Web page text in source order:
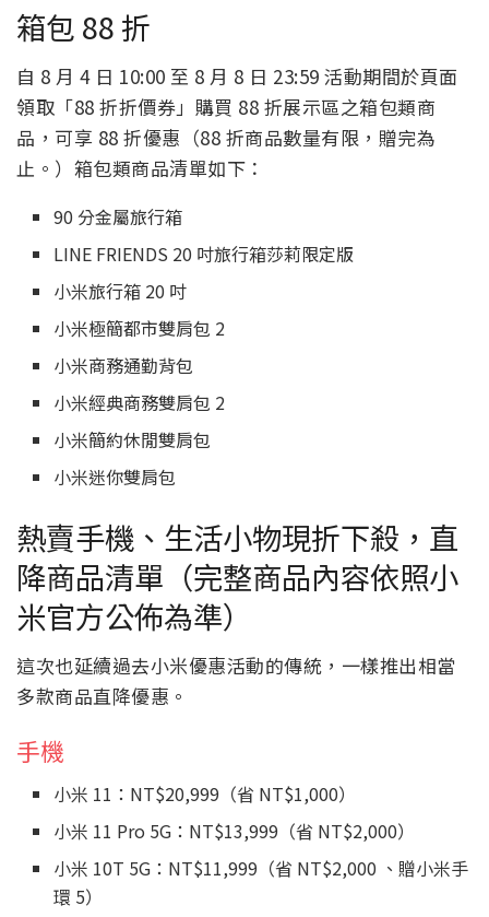
箱包 88 折
自 8 月 4 日 10:00 至 8 月 8 日 23:59 活動期間於頁面
領取「88 折折價券」購買 88 折展示區之箱包類商
品，可享 88 折優惠（88 折商品數量有限，贈完為
止。）箱包類商品清單如下：
90 分金屬旅行箱
LINE FRIENDS 20 吋旅行箱莎莉限定版
小米旅行箱 20 吋
小米極簡都市雙肩包 2
小米商務通勤背包
小米經典商務雙肩包 2
小米簡約休閒雙肩包
小米迷你雙肩包
熱賣手機、生活小物現折下殺，直
降商品清單（完整商品內容依照小
米官方公佈為準）
這次也延續過去小米優惠活動的傳統，一樣推出相當
多款商品直降優惠。
手機
小米 11：NT$20,999（省 NT$1,000）
小米 11 Pro 5G：NT$13,999（省 NT$2,000）
小米 10T 5G：NT$11,999（省 NT$2,000 、贈小米手
環 5）